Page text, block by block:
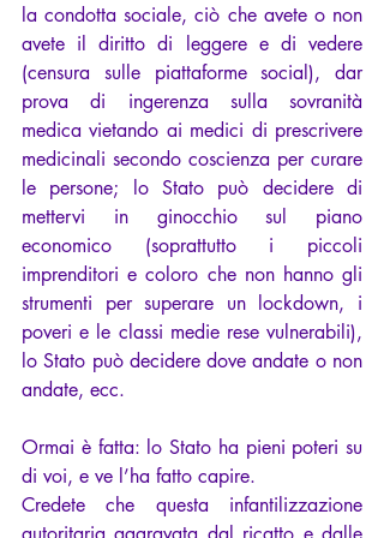
la condotta sociale, ciò che avete o non
avete il diritto di leggere e di vedere
(censura sulle piattaforme social), dar
prova di ingerenza sulla sovranità
medica vietando ai medici di prescrivere
medicinali secondo coscienza per curare
le persone; lo Stato può decidere di
mettervi in ginocchio sul piano
economico (soprattutto i piccoli
imprenditori e coloro che non hanno gli
strumenti per superare un lockdown, i
poveri e le classi medie rese vulnerabili),
lo Stato può decidere dove andate o non
andate, ecc.
Ormai è fatta: lo Stato ha pieni poteri su
di voi, e ve l’ha fatto capire.
Credete che questa infantilizzazione